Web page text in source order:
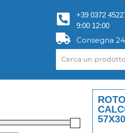
+39 0372
9:00 12:00
Consegna